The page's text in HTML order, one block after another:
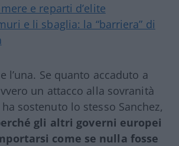
e reparti d’elite
e li sbaglia: la “barriera” di
l’una. Se quanto accaduto a
un attacco alla sovranità
sostenuto lo stesso Sanchez,
gli altri governi europei
come se nulla fosse